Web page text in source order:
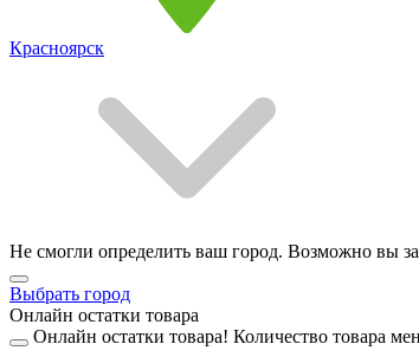
Красноярск
Не смогли определить ваш город. Возможно вы
Выбрать город
Онлайн остатки товара
Онлайн остатки товара! Количество товара